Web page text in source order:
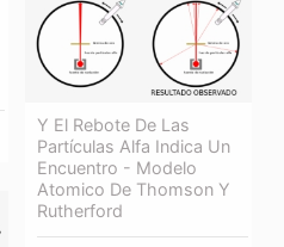
Y El Rebote De Las
Partículas Alfa Indica Un
Encuentro - Modelo
Atomico De Thomson Y
Rutherford